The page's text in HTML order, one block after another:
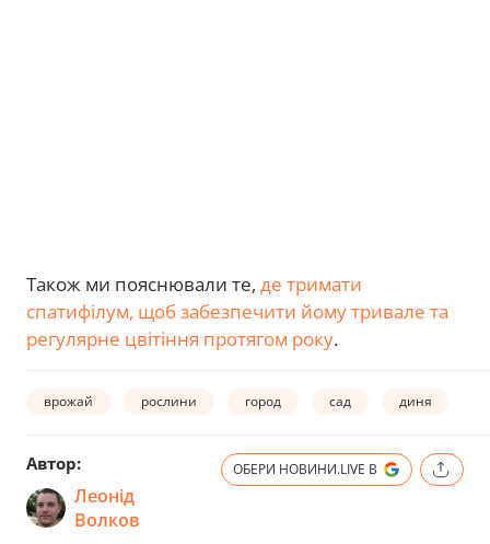
Також ми пояснювали те, де тримати
спатифілум, щоб забезпечити йому тривале та
регулярне цвітіння протягом року.
врожай рослини город сад диня
Автор:
Леонід
Волков
ОБЕРИ НОВИНИ.LIVE В